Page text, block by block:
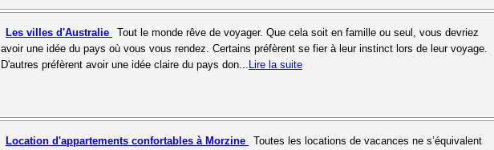
Les villes d'Australie
Tout le monde rêve de voyager. Que cela soit en famille ou seul, vous devriez
avoir une idée du pays où vous vous rendez. Certains préfèrent se fier à leur instinct lors de leur voyage.
D'autres préfèrent avoir une idée claire du pays don... Lire la suite
Location d'appartements confortables à Morzine
Toutes les locations de vacances ne s’équivalent